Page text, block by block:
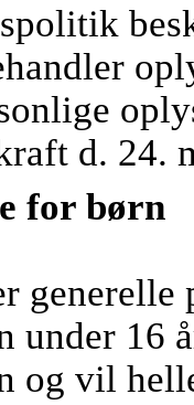
d. 24.
for børn
under 16
og vil